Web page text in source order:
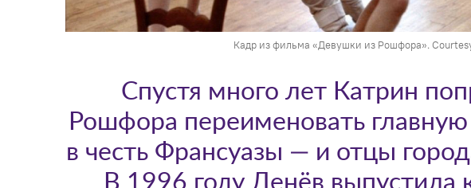
Кадр из фильма «Девушки из Рошфора».
Спустя много лет Катрин
Рошфора переименовать
в честь Франсуазы — и отцы
В 1996 году Денёв выпустила